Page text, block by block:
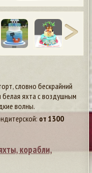
словно бескрайний
белая яхта с воздушным
волны.
от 1300
корабли,